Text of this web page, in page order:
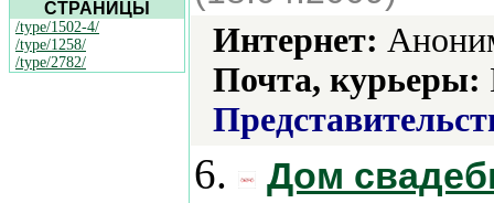
СТРАНИЦЫ
/type/1502-4/
/type/1258/
/type/2782/
Интернет:
Почта, курьеры:
6.
Дом